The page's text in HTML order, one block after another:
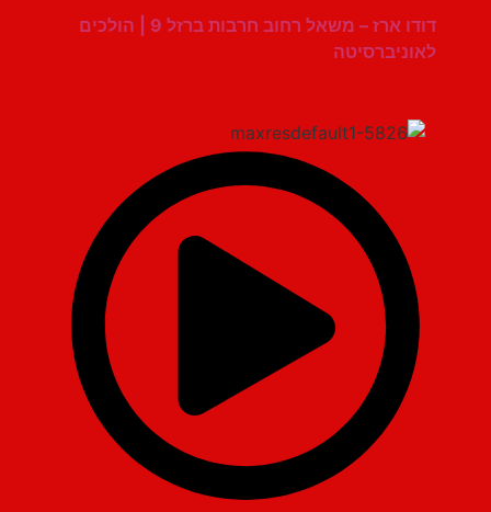
דודו ארז – משאל רחוב חרבות ברזל 9 | הולכים
לאוניברסיטה